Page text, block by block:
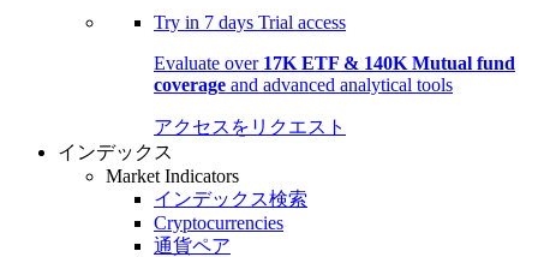
Try in 7 days Trial access
Evaluate over 17K ETF & 140K Mutual fund
coverage and advanced analytical tools
アクセスをリクエスト
インデックス
Market Indicators
インデックス検索
Cryptocurrencies
通貨ペア